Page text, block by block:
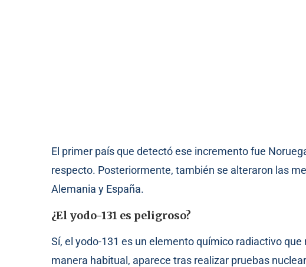
El primer país que detectó ese incremento fue
respecto. Posteriormente, también se alteraron las
Alemania y España.
¿El yodo-131 es peligroso?
Sí, el yodo-131 es un elemento químico radiactivo
manera habitual, aparece tras realizar pruebas